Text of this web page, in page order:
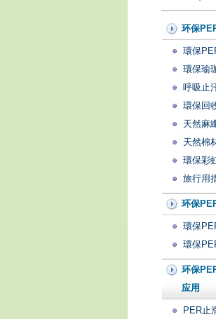
环保
環保
環保瑜
呼吸止
環保回
天然麻
天然棉
環保彩
旅行用
环保
環保
環保
环保
应用
PER止